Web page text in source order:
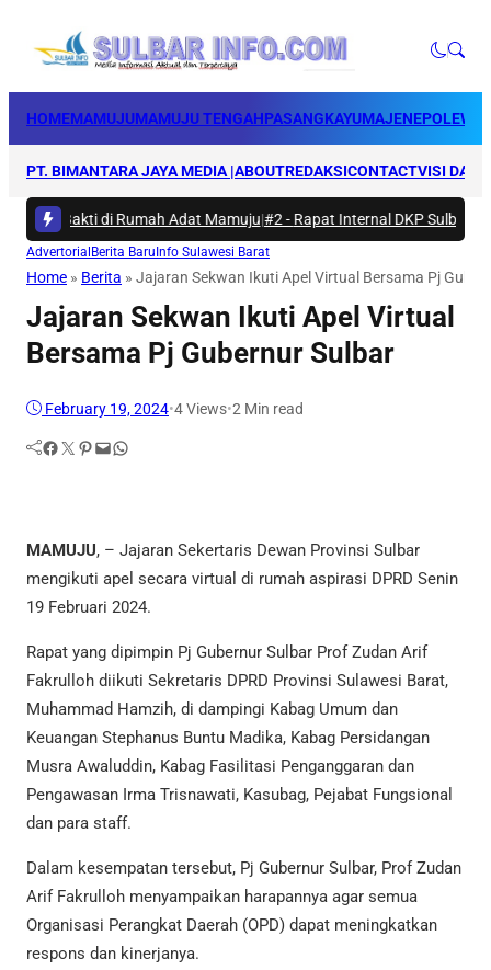
HOMEMAMUJUMAMUJU TENGAHPASANGKAYUMAJENE
PT. BIMANTARA JAYA MEDIA |ABOUTREDAKSICONTACTVISI DAN
Bakti di Rumah Adat Mamuju|#2 -Rapat Internal DKP Sulbar,
Advertorial Berita Baru Info Sulawesi Barat
Home » Berita » Jajaran Sekwan Ikuti Apel Virtual Bersama Pj
Jajaran Sekwan Ikuti Apel Virtual
Bersama Pj Gubernur Sulbar
February 19, 2024•4Views•2 Min read
Facebook Twitter Pinterest Mail WhatsApp
MAMUJU, – Jajaran Sekertaris Dewan Provinsi Sulbar
mengikuti apel secara virtual di rumah aspirasi DPRD Senin
19 Februari 2024.
Rapat yang dipimpin Pj Gubernur Sulbar Prof Zudan Arif
Fakrulloh diikuti Sekretaris DPRD Provinsi Sulawesi Barat,
Muhammad Hamzih, di dampingi Kabag Umum dan
Keuangan Stephanus Buntu Madika, Kabag Persidangan
Musra Awaluddin, Kabag Fasilitasi Penganggaran dan
Pengawasan Irma Trisnawati, Kasubag, Pejabat Fungsional
dan para staff.
Dalam kesempatan tersebut, Pj Gubernur Sulbar, Prof Zudan
Arif Fakrulloh menyampaikan harapannya agar semua
Organisasi Perangkat Daerah (OPD) dapat meningkatkan
respons dan kinerjanya.